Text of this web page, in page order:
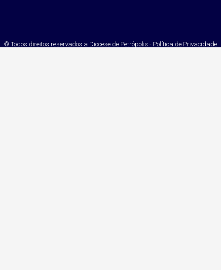
© Todos direitos reservados a Diocese de Petrópolis - Política de Privacidade